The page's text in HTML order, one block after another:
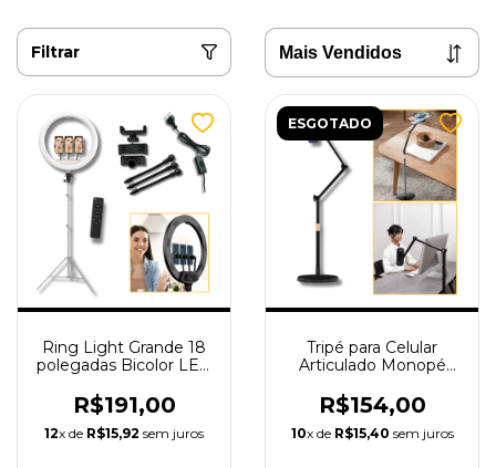
Filtrar
Ring Light Grande 18
polegadas Bicolor LED
R$191,00
12x de R$15,92 sem juros
ESGOTADO
Tripé para Celular
Articulado Monopé
Tpfoto
R$154,00
10x de R$15,40 sem juros